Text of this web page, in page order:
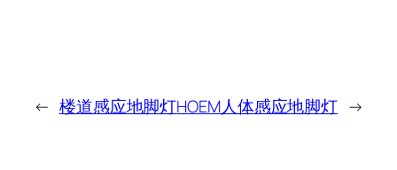
← 楼道感应地脚灯HOEM人体感应地脚灯 →